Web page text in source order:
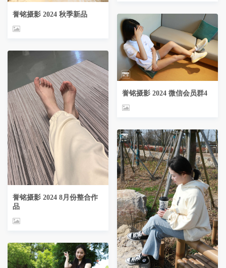
誉铭摄影 2024 秋季新品
誉铭摄影 2024 8月份整合作
品
誉铭摄影 2024 微信会员群4